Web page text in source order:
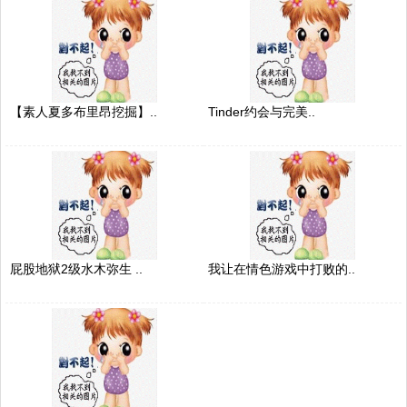
【素人夏多布里昂挖掘】.. Tinder约会与完美..
屁股地狱2级水木弥生 .. 我让在情色游戏中打败的..